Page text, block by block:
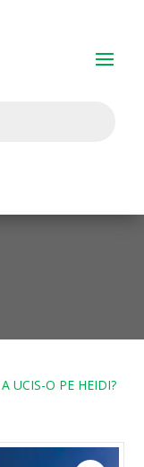
UCIS-O PE HEIDI?